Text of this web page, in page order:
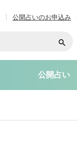
公開占いのお申込み
公開占い